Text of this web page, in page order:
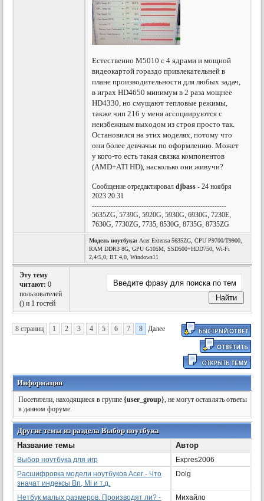
Естественно M5010 с 4 ядрами и мощной
видеокартой гораздо привлекательней в
плане производительности для любых задач,
в играх HD4650 минимум в 2 раза мощнее
HD4330, но смущают тепловые режимы,
также чип 216 у меня ассоциируются с
неизбежным выходом из строя просто так.
Остановился на этих моделях, потому что
они более девчачьи по оформлению. Может
у кого-то есть такая связка компонентов
(AMD+ATI HD), насколько они живучи?
Сообщение отредактировалdjbass - 24 ноября
2023 20:31
---------------------------------------------------------
5635ZG, 5739G, 5920G, 5930G, 6930G, 7230E,
7630G, 7730ZG, 7735, 8530G, 8735G, 8735ZG
Модель ноутбука: Acer Extensa 5635ZG, CPU P9700/T9900,
RAM DDR3 8G, GPU G105M, SSD500+HDD750, Wi-Fi
2,4/5,0, BT 4,0, Windows11
Эту тему
читают: 0
пользователей
() и 1 гостей
8 страниц 1 2 3 4 5 6 7 8 Далее
Информация
Посетители, находящиеся в группе{user_group}, не могут оставлять ответы
в данном форуме.
Другие темы из раздела Выбор ноутбука
Название темы
Автор
Выбор ноутбука для игр
Expres2006
Расшифровка модели ноутбуков Acer - Что
значат индексы Bn, Mi и т.д.
Dolg
Нетбук малых размеров. Производят ли? - Михайло